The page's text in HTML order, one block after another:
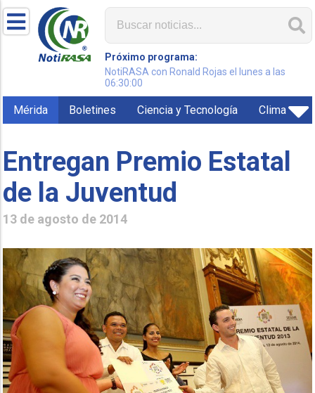
Próximo programa:
NotiRASA con Ronald Rojas el lunes a las
06:30:00
Mérida Boletines Ciencia y Tecnología Clima
Entregan Premio Estatal
de la Juventud
13 de agosto de 2014